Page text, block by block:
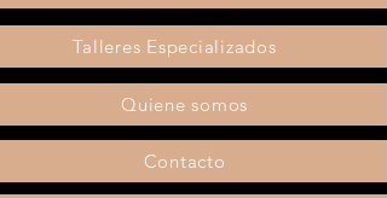
Quiene somos
Contacto
Talleres Especializados